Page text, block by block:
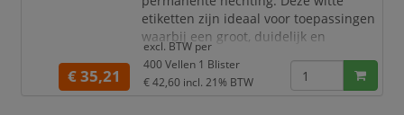
etiketten zijn ideaal voor toepassingen
waarbij een groot, duidelijk en
professioneel label nodig is, zoals
verzendetiketten, productinformatie,
magazijnlabels, documentmarkeringen,
€ 35,21
excl. BTW per
400 Vellen 1 Blister
€ 42,60 incl. 21% BTW